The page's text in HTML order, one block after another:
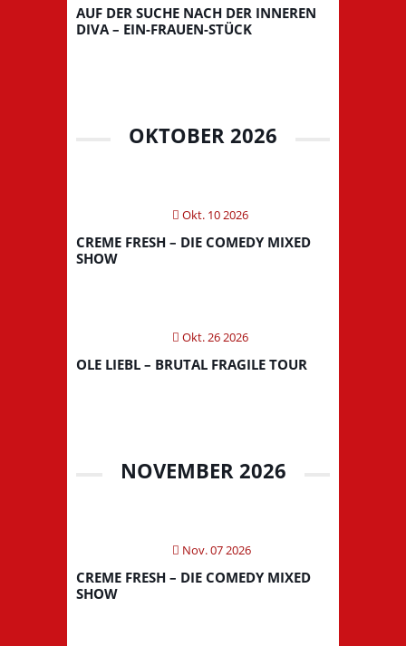
AUF DER SUCHE NACH DER INNEREN
DIVA – EIN-FRAUEN-STÜCK
OKTOBER 2026
Okt. 10 2026
CREME FRESH – DIE COMEDY MIXED
SHOW
Okt. 26 2026
OLE LIEBL – BRUTAL FRAGILE TOUR
NOVEMBER 2026
Nov. 07 2026
CREME FRESH – DIE COMEDY MIXED
SHOW